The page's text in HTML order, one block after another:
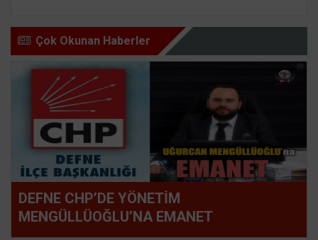
Çok Okunan Haberler
DEFNE CHP’DE YÖNETİM
MENGÜLLÜOĞLU’NA EMANET